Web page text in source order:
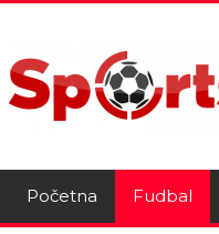
Početna Fudbal